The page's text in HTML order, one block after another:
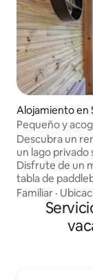
Alojamiento en
Pequeño y
Descubra un
un lago privado
Disfrute de un
tabla de
kayaks para
leña, esquí de
acogedora. A
Western de
Familiar ·